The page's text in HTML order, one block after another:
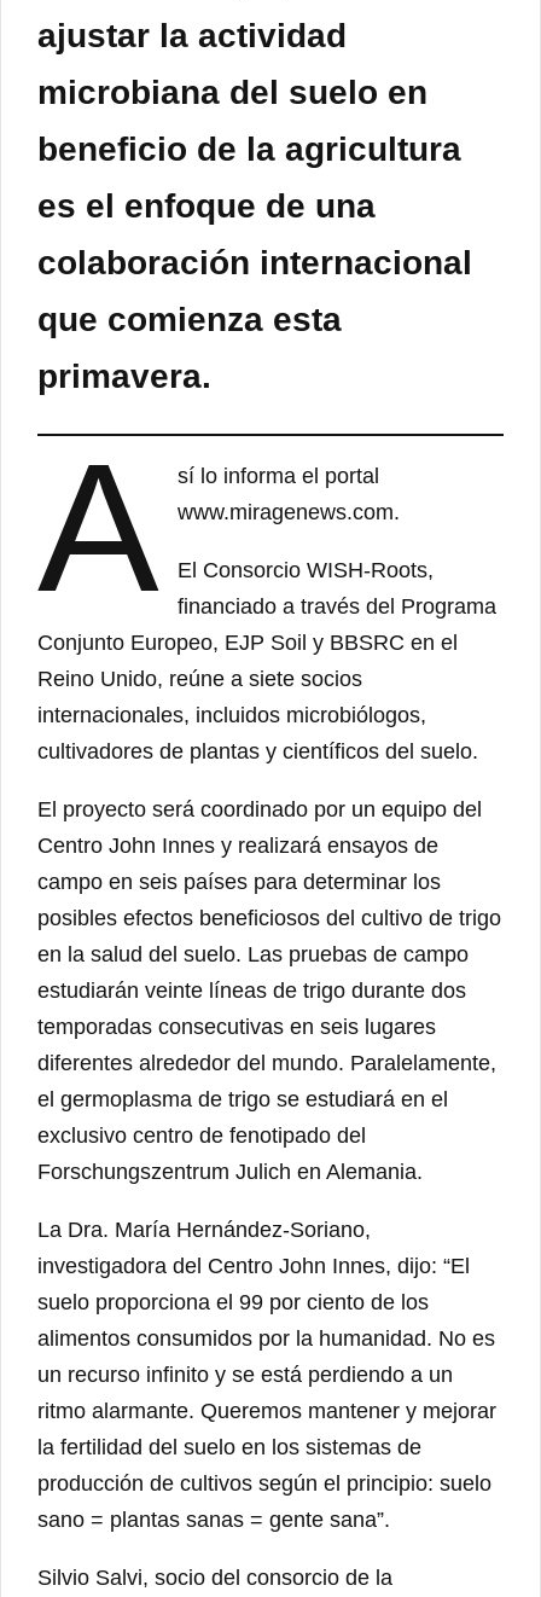
ajustar la actividad
microbiana del suelo en
beneficio de la agricultura
es el enfoque de una
colaboración internacional
que comienza esta
primavera.
A
sí lo informa el portal
www.miragenews.com.
El Consorcio WISH-Roots,
financiado a través del Programa
Conjunto Europeo, EJP Soil y BBSRC en el
Reino Unido, reúne a siete socios
internacionales, incluidos microbiólogos,
cultivadores de plantas y científicos del suelo.
El proyecto será coordinado por un equipo del
Centro John Innes y realizará ensayos de
campo en seis países para determinar los
posibles efectos beneficiosos del cultivo de trigo
en la salud del suelo. Las pruebas de campo
estudiarán veinte líneas de trigo durante dos
temporadas consecutivas en seis lugares
diferentes alrededor del mundo. Paralelamente,
el germoplasma de trigo se estudiará en el
exclusivo centro de fenotipado del
Forschungszentrum Julich en Alemania.
La Dra. María Hernández-Soriano,
investigadora del Centro John Innes, dijo: “El
suelo proporciona el 99 por ciento de los
alimentos consumidos por la humanidad. No es
un recurso infinito y se está perdiendo a un
ritmo alarmante. Queremos mantener y mejorar
la fertilidad del suelo en los sistemas de
producción de cultivos según el principio: suelo
sano = plantas sanas = gente sana”.
Silvio Salvi, socio del consorcio de la